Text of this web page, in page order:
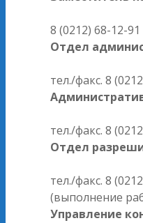
8 (0212) 68-12-91
Отдел
тел./факс. 8
тел./факс. 8
Отдел
тел./факс. 8
(выполнение
Управление